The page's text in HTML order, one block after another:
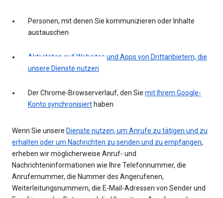
Personen, mit denen Sie kommunizieren oder Inhalte
austauschen
Aktivitäten auf Websites und Apps von Drittanbietern, die
unsere Dienste nutzen
Der Chrome-Browserverlauf, den Sie mit Ihrem Google-
Konto synchronisiert haben
Wenn Sie unsere Dienste nutzen, um Anrufe zu tätigen und zu
erhalten oder um Nachrichten zu senden und zu empfangen,
erheben wir möglicherweise Anruf- und
Nachrichteninformationen wie Ihre Telefonnummer, die
Anrufernummer, die Nummer des Angerufenen,
Weiterleitungsnummern, die E-Mail-Adressen von Sender und